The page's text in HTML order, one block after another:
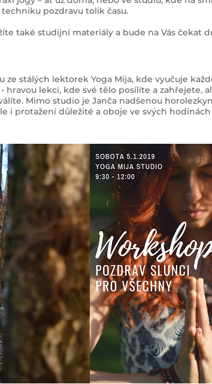
pozdravu tolik času.
také studijní materiály a bude na Vás čekat
ze stálých lektorek Yoga Mija, kde vyučuje
hravou lekci, kde své tělo posílíte a zahřejete,
Mimo studio je Janča nadšenou
i protažení důležité a oboje ve svých